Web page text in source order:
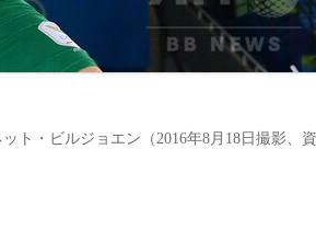
ト・ビルジョエン（2016年8月18日撮影、資